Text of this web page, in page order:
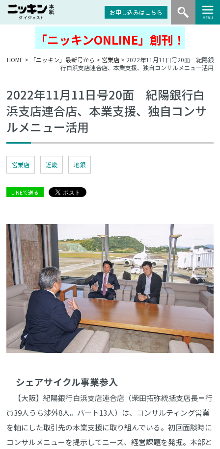
お申し込みはこちら
「ニッキンONLINE」創刊！
HOME > 「ニッキン」最新号から > 営業店> 2022年11月11日号20面 紀陽銀
行白浜支店連合店、本業支援、独自コンサルメニュー活用
2022年11月11日号20面 紀陽銀行白
浜支店連合店、本業支援、独自コンサ
ルメニュー活用
営業店 近畿 地銀
LINEで送る
シェアサイクル事業参入
【大阪】紀陽銀行白浜支店連合店（柴田拓弥統括支店長＝行
員39人うち渉外8人。パート13人）は、コンサルティング営業
を軸にした取引先の本業支援に取り組んでいる。初回面談時に
コンサルメニューを提示してニーズ、経営課題を発掘。本部と